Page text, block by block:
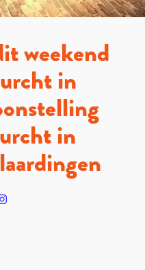
weekend
in
in